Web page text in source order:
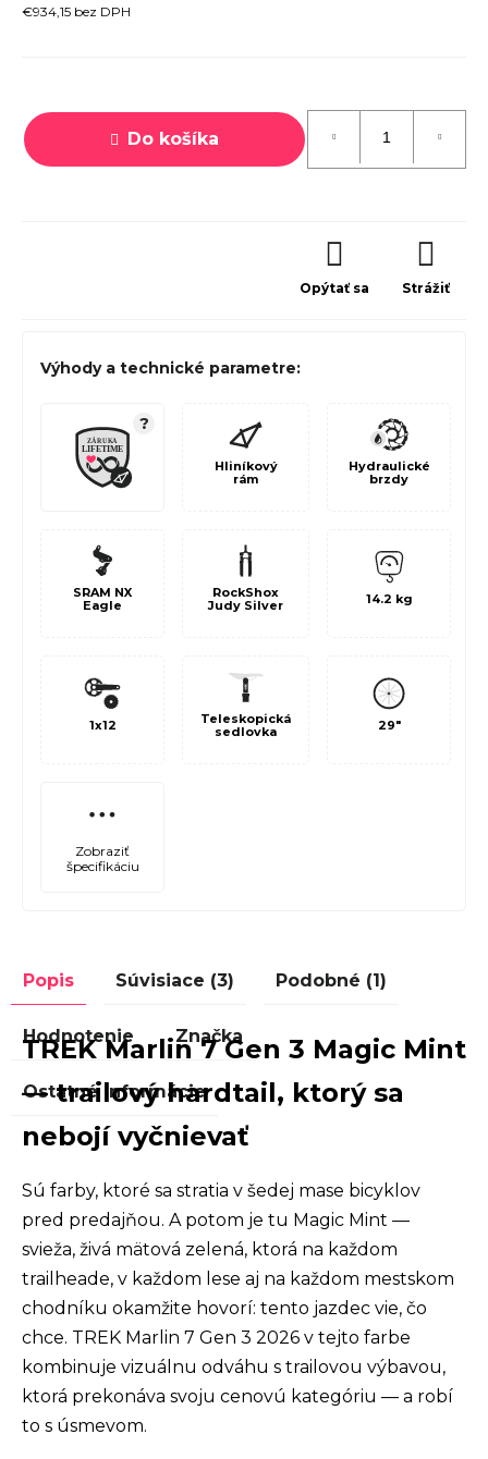
€934,15 bez DPH
cena:
Do košíka
Opýtať sa Strážiť
Výhody a technické parametre:
?
Hliníkový
rám
Hydraulické
brzdy
SRAM NX
Eagle
RockShox
Judy Silver
14.2 kg
1x12
Teleskopická
sedlovka
29"
Zobraziť
špecifikáciu
Popis Súvisiace (3) Podobné (1)
Hodnotenie Značka
Ostatné informácie
TREK Marlin 7 Gen 3 Magic Mint
— trailový hardtail, ktorý sa
nebojí vyčnievať
Sú farby, ktoré sa stratia v šedej mase bicyklov
pred predajňou. A potom je tu Magic Mint —
svieža, živá mätová zelená, ktorá na každom
trailheade, v každom lese aj na každom mestskom
chodníku okamžite hovorí: tento jazdec vie, čo
chce. TREK Marlin 7 Gen 3 2026 v tejto farbe
kombinuje vizuálnu odváhu s trailovou výbavou,
ktorá prekonáva svoju cenovú kategóriu — a robí
to s úsmevom.